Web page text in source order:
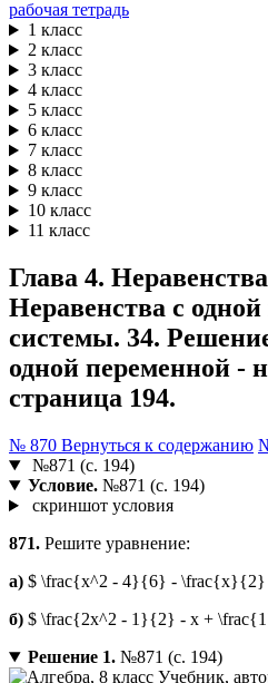
рабочая тетрадь
1 класс
2 класс
3 класс
4 класс
5 класс
6 класс
7 класс
8 класс
9 класс
10 класс
11 класс
Глава 4.
Неравенства с
системы. 34.
одной переменной -
страница 194.
№ 870 Вернуться к содержанию
№871 (с. 194)
Условие.№871 (с. 194)
скриншот условия
871. Решите уравнение:
а) $ \frac{x^2 - 4}{6} -
б) $ \frac{2x^2 - 1}{2} - x +
Решение 1.№871 (с. 194)